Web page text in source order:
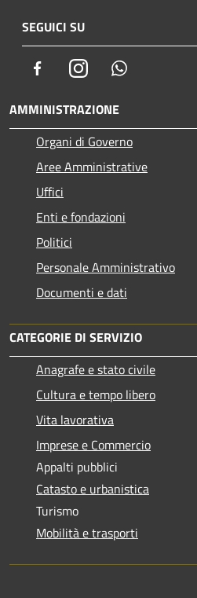
SEGUICI SU
FacebookInstagram
AMMINISTRAZIONE
Organi di Governo
Aree Amministrative
Uffici
Enti e fondazioni
Politici
Personale Amministrativo
Documenti e dati
CATEGORIE DI SERVIZIO
Anagrafe e stato civile
Cultura e tempo libero
Vita lavorativa
Imprese e Commercio
Appalti pubblici
Catasto e urbanistica
Turismo
Mobilità e trasporti